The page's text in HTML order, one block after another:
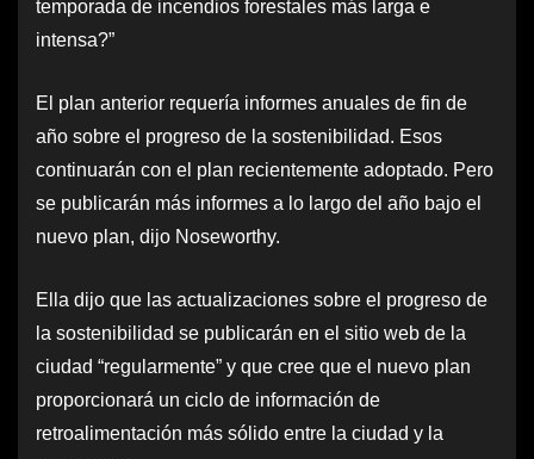
temporada de incendios forestales más larga e
intensa?”
El plan anterior requería informes anuales de fin de
año sobre el progreso de la sostenibilidad. Esos
continuarán con el plan recientemente adoptado. Pero
se publicarán más informes a lo largo del año bajo el
nuevo plan, dijo Noseworthy.
Ella dijo que las actualizaciones sobre el progreso de
la sostenibilidad se publicarán en el sitio web de la
ciudad “regularmente” y que cree que el nuevo plan
proporcionará un ciclo de información de
retroalimentación más sólido entre la ciudad y la